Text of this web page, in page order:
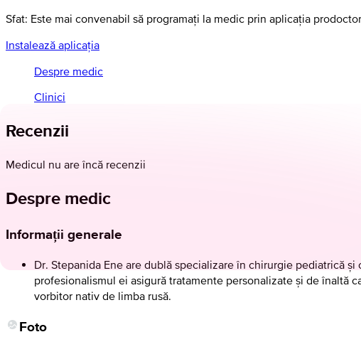
Sfat: Este mai convenabil să programați la medic prin aplicația
Instalează aplicația
Despre medic
Clinici
Recenzii
Medicul nu are încă recenzii
Despre medic
Informații generale
Dr. Stepanida Ene are dublă specializare în chirurgie pediatrică
profesionalismul ei asigură tratamente personalizate și de înaltă
vorbitor nativ de limba rusă.
Foto